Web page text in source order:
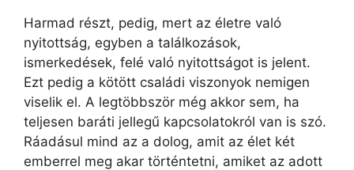
Harmad részt, pedig, mert az életre való
nyitottság, egyben a találkozások,
ismerkedések, felé való nyitottságot is jelent.
Ezt pedig a kötött családi viszonyok nemigen
viselik el. A legtöbbször még akkor sem, ha
teljesen baráti jellegű kapcsolatokról van is szó.
Ráadásul mind az a dolog, amit az élet két
emberrel meg akar történtetni, amiket az adott